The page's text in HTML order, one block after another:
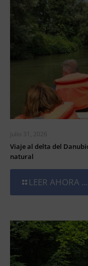
julio 31, 2026
Viaje al delta del
natural
LEER AHORA ...